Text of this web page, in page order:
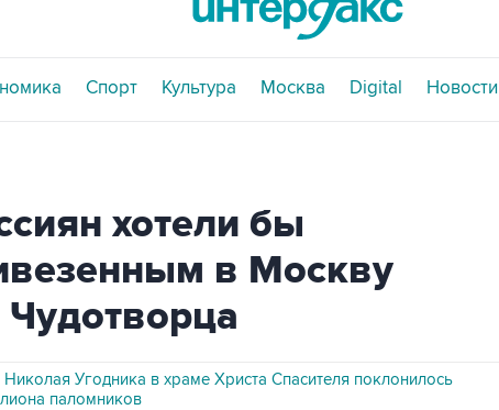
Спорт Культура Москва Digital Новости
хотели бы
в Москву
Угодника в храме Христа Спасителя поклонилось
паломников